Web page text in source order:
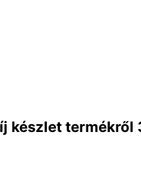
készlet termékről